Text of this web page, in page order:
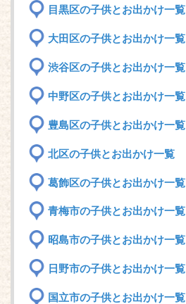
目黒区の子供とお出かけ一覧
大田区の子供とお出かけ一覧
渋谷区の子供とお出かけ一覧
中野区の子供とお出かけ一覧
豊島区の子供とお出かけ一覧
北区の子供とお出かけ一覧
葛飾区の子供とお出かけ一覧
青梅市の子供とお出かけ一覧
昭島市の子供とお出かけ一覧
日野市の子供とお出かけ一覧
国立市の子供とお出かけ一覧